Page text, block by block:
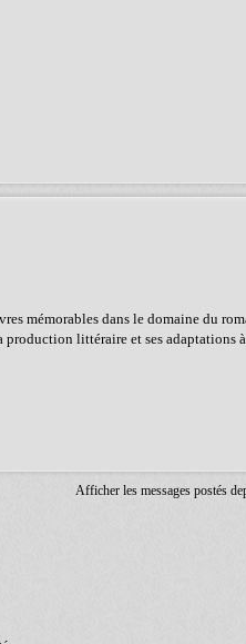
mémorables dans le domaine du
littéraire et ses adaptations
Afficher les messages postés